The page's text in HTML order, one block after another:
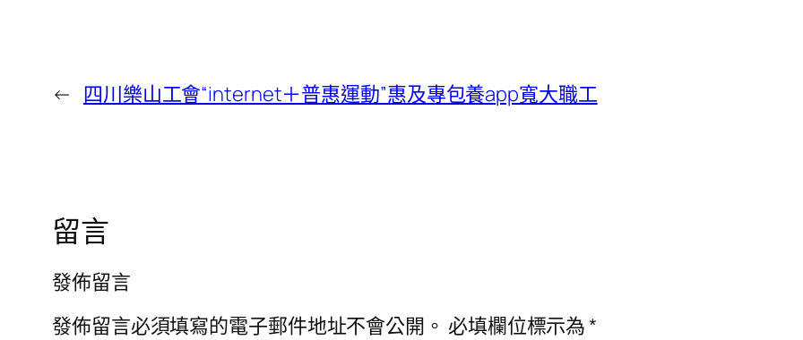
← 四川樂山工會“internet＋普惠運動”惠及專包養app寬大職工
留言
發佈留言
發佈留言必須填寫的電子郵件地址不會公開。 必填欄位標示為*